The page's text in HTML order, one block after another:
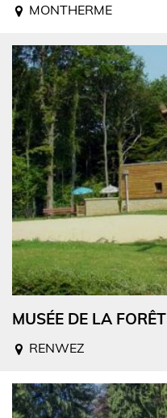
MONTHERME
MUSÉE DE LA FORÊT
RENWEZ